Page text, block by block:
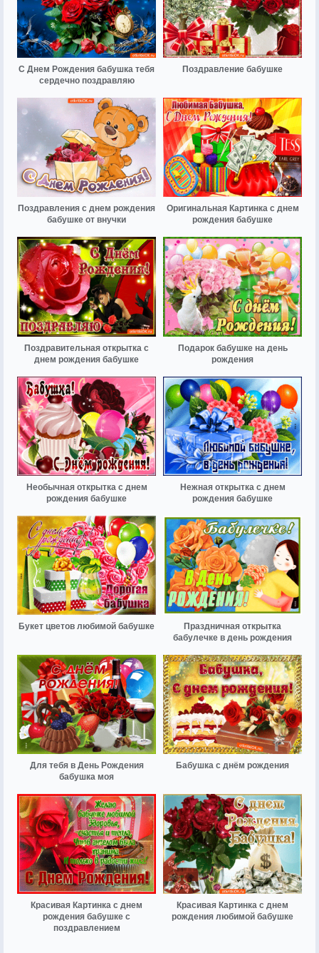
С Днем Рождения бабушка тебя
сердечно поздравляю
Поздравление бабушке
Поздравления с днем рождения
бабушке от внучки
Оригинальная Картинка с днем
рождения бабушке
Поздравительная открытка с
днем рождения бабушке
Подарок бабушке на день
рождения
Необычная открытка с днем
рождения бабушке
Нежная открытка с днем
рождения бабушке
Букет цветов любимой бабушке
Праздничная открытка
бабулечке в день рождения
Для тебя в День Рождения
бабушка моя
Бабушка с днём рождения
Красивая Картинка с днем
рождения бабушке с
поздравлением
Красивая Картинка с днем
рождения любимой бабушке